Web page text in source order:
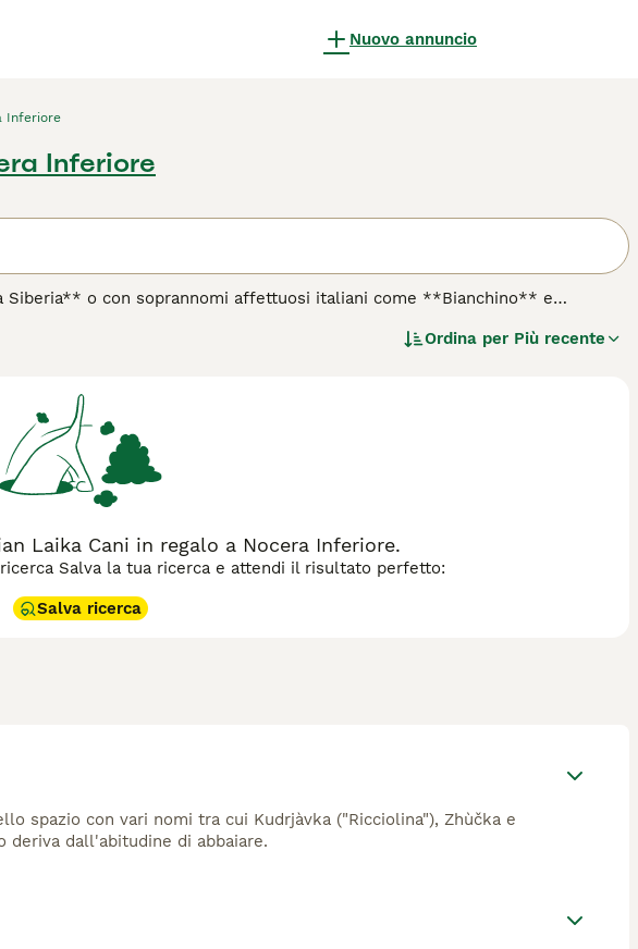
Nuovo annuncio
Inferiore
Inferiore
o con soprannomi affettuosi italiani come **Bianchino** e
cacciare e sorvegliare il bestiame nelle condizioni estreme del clima artico.
sul dorso. Il **Yakutian Laika** è noto per il suo temperamento leale,
e un forte istinto di caccia, quindi richiede una socializzazione
ambienti freddi e conduce uno stile di vita attivo, questo cane non è adatto
È perfetto per famiglie sportive o appassionati di attività all'aperto, che
Ordina per Più recente
Laika Cani in regalo a Nocera Inferiore.
Salva la tua ricerca e attendi il risultato perfetto:
Salva ricerca
spazio con vari nomi tra cui Kudrjàvka ("Ricciolina"), Zhùčka e
deriva dall'abitudine di abbaiare.